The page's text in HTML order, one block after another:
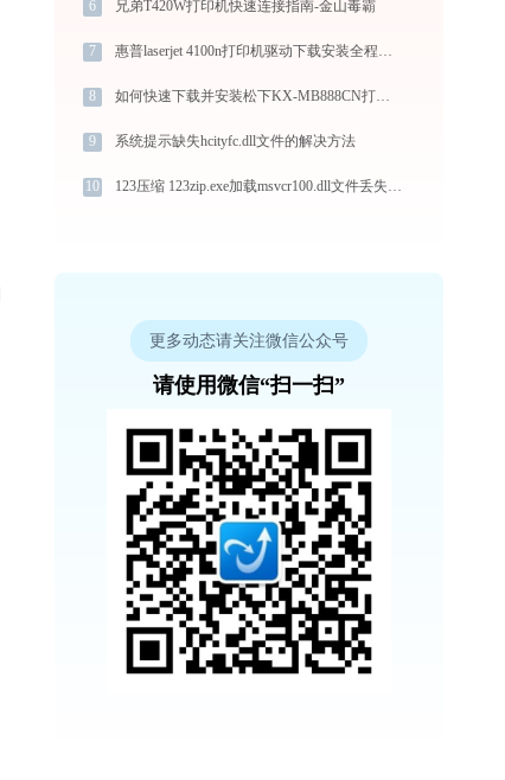
6 兄弟T420W打印机快速连接指南-金山毒霸
7 惠普laserjet 4100n打印机驱动下载安装全程指导，轻松解决打印问题
8 如何快速下载并安装松下KX-MB888CN打印机驱动：详细步骤解析
9 系统提示缺失hcityfc.dll文件的解决方法
10 123压缩 123zip.exe加载msvcr100.dll文件丢失处理办法
更多动态请关注微信公众号
请使用微信“扫一扫”